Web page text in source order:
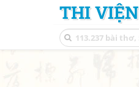
THI VIỆN